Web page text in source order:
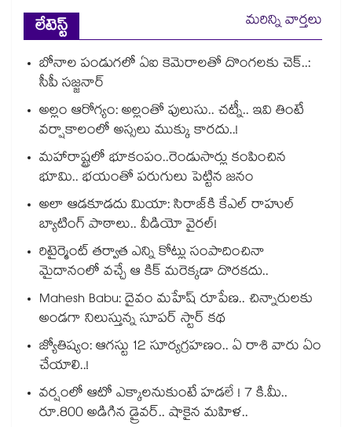
లేటెస్ట్
మరిన్ని వార్తలు
బోనాల పండుగలో ఏఐ కెమెరాలతో దొంగలకు చెక్..:
సీపీ సజ్జనార్
అల్లం ఆరోగ్యం: అల్లంతో పులుసు.. చట్నీ.. ఇవి తింటే
వర్షాకాలంలో అస్సలు ముక్కు కారదు..!
మహారాష్ట్రలో భూకంపం..రెండుసార్లు కంపించిన
భూమి.. భయంతో పరుగులు పెట్టిన జనం
అలా ఆడకూడదు మియా: సిరాజ్‌కి కేఎల్ రాహుల్
బ్యాటింగ్ పాఠాలు.. వీడియో వైరల్!
రిటైర్మెంట్ తర్వాత ఎన్ని కోట్లు సంపాదించినా
మైదానంలో వచ్చే ఆ కిక్ మరెక్కడా దొరకదు..
Mahesh Babu: దైవం మహేష్ రూపేణ.. చిన్నారులకు
అండగా నిలుస్తున్న సూపర్ స్టార్ కథ
జ్యోతిష్యం: ఆగస్టు 12 సూర్యగ్రహణం.. ఏ రాశి వారు ఏం
చేయాలి..!
వర్షంలో ఆటో ఎక్కాలనుకుంటే హడలే ! 7 కి.మీ..
రూ.800 అడిగిన డ్రైవర్.. షాకైన మహిళ..